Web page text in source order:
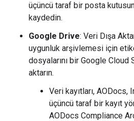
üçüncü taraf bir posta
kaydedin.
Google Drive: Veri Dışa
uygunluk arşivlemesi için
dosyalarını bir Google Cloud
aktarın.
Veri kayıtları, AODocs,
üçüncü taraf bir kayıt
AODocs Compliance